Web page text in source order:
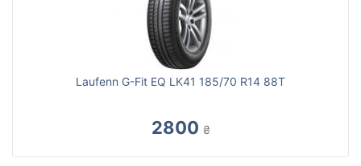
Laufenn G-Fit EQ LK41 185/70 R14 88T
2800 ₴